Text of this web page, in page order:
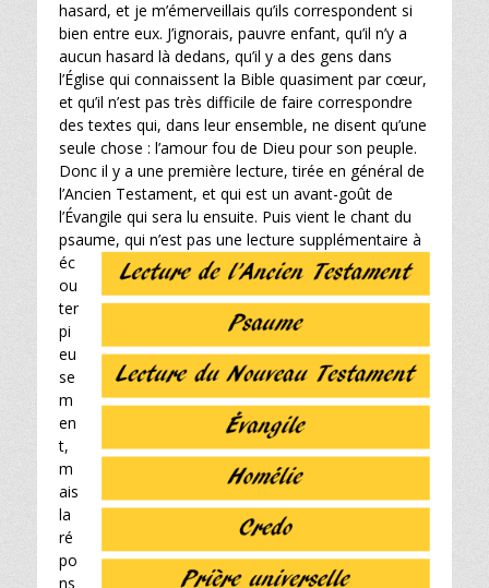
hasard, et je m’émerveillais qu’ils correspondent si
bien entre eux. J’ignorais, pauvre enfant, qu’il n’y a
aucun hasard là dedans, qu’il y a des gens dans
l’Église qui connaissent la Bible quasiment par cœur,
et qu’il n’est pas très difficile de faire correspondre
des textes qui, dans leur ensemble, ne disent qu’une
seule chose : l’amour fou de Dieu pour son peuple.
Donc il y a une première lecture, tirée en général de
l’Ancien Testament, et qui est un avant-goût de
l’Évangile qui sera lu ensuite. Puis vient le chant du
psaume, qui n’est pas une lecture supplémentaire à
éc
ou
ter
pi
eu
se
m
en
t,
m
ais
la
ré
po
ns